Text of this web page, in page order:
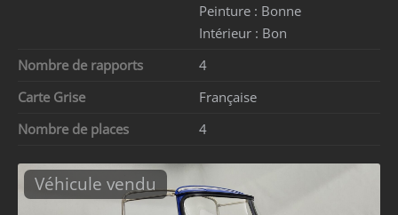
Peinture : Bonne
Intérieur : Bon
Nombre de rapports
4
Carte Grise
Française
Nombre de places
4
Véhicule vendu